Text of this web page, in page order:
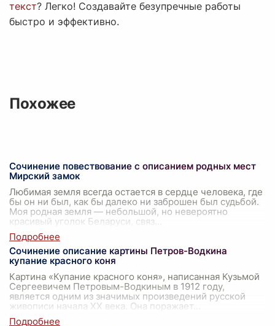
текст? Легко! Создавайте безупречные работы
быстро и эффективно.
Похожее
Сочинение повествование с описанием родных мест
Мирский замок
Любимая земля всегда остается в сердце человека, где
бы он ни был, как бы далеко ни заброшен был судьбой.
Моя родная земля — небольшой, но невероятно
красивый уголок Беларуси, связ
Сочинение описание картины Петров-Водкина
купание красного коня
Картина «Купание красного коня», написанная Кузьмой
Сергеевичем Петровым-Водкиным в 1912 году,
является одним из значимых произведений русской
живописи начала XX века. Она поражает